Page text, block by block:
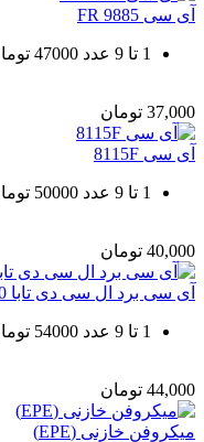
آی سی FR 9885
1 تا 9 عدد 47000 تومان
37,000 تومان
آی سی 8115F
1 تا 9 عدد 50000 تومان
40,000 تومان
آی سی برد ال سی دی تابا 3070
1 تا 9 عدد 54000 تومان
44,000 تومان
میکروفن خازنی (EPE)